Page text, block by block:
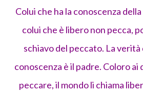
Colui che ha la conoscenza
colui che è libero non pecca,
schiavo del peccato. La verità
conoscenza è il padre. Coloro ai
peccare, il mondo li chiama